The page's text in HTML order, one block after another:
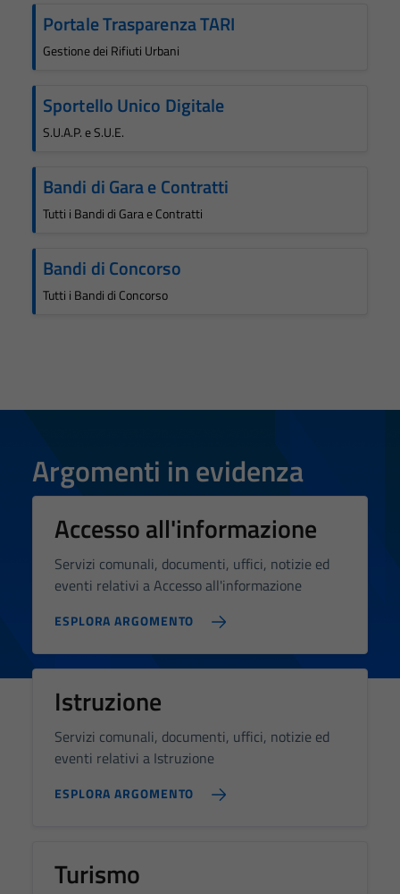
Portale Trasparenza TARI
Gestione dei Rifiuti Urbani
Sportello Unico Digitale
S.U.A.P. e S.U.E.
Bandi di Gara e Contratti
Tutti i Bandi di Gara e Contratti
Bandi di Concorso
Tutti i Bandi di Concorso
Argomenti in evidenza
Accesso all'informazione
Servizi comunali, documenti, uffici, notizie ed
eventi relativi a Accesso all'informazione
ESPLORA ARGOMENTO
Istruzione
Servizi comunali, documenti, uffici, notizie ed
eventi relativi a Istruzione
ESPLORA ARGOMENTO
Turismo